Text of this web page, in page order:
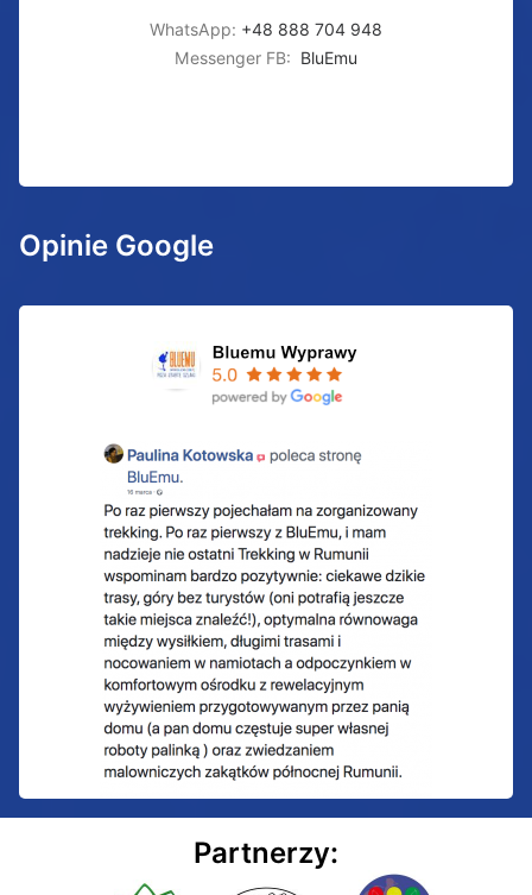
WhatsApp: +48 888 704 948
Messenger FB: BluEmu
Opinie Google
Partnerzy: